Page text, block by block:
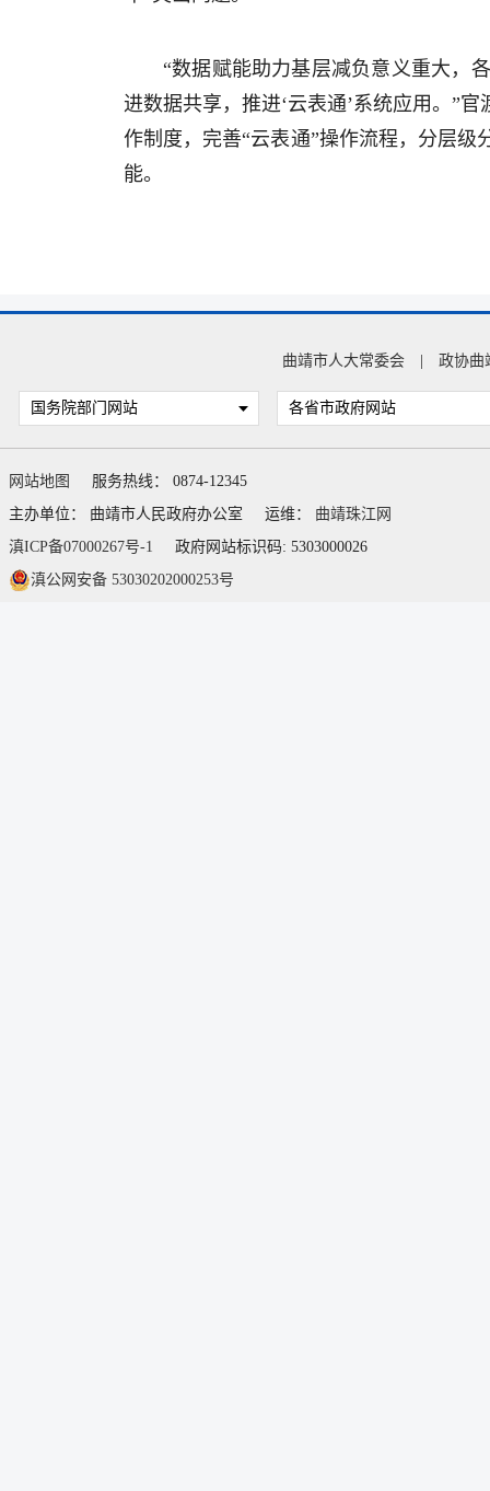
“数据赋能助力基层减负意义重大，
进数据共享，推进‘云表通’系统应用。”
作制度，完善“云表通”操作流程，分层
能。
曲靖市人大常委会 政协曲
国务院部门网站 各省市政府网站
网站地图
服务热线： 0874-12345
主办单位： 曲靖市人民政府办公室
运维： 曲靖珠江网
滇ICP备07000267号-1
政府网站标识码: 5303000026
滇公网安备 53030202000253号